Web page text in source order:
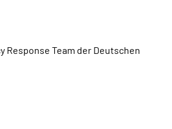
Response Team der Deutschen